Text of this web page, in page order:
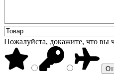
Пожалуйста, докажите, что вы